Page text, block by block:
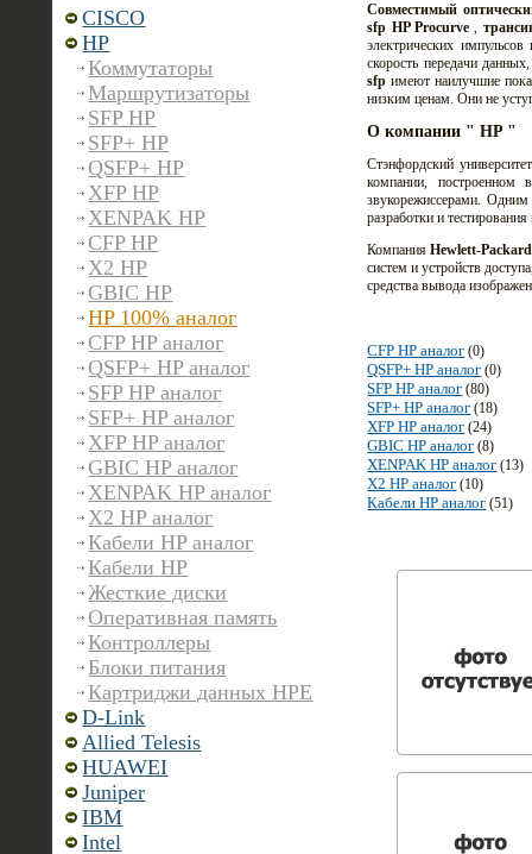
CISCO
HP
Коммутаторы
Маршрутизаторы
SFP HP
SFP+ HP
QSFP+ HP
XFP HP
XENPAK HP
CFP HP
X2 HP
GBIC HP
HP 100% аналог
CFP HP аналог
QSFP+ HP аналог
SFP HP аналог
SFP+ HP аналог
XFP HP аналог
GBIC HP аналог
XENPAK HP аналог
X2 HP аналог
Кабели HP аналог
Кабели HP
Жесткие диски
Оперативная память
Контроллеры
Блоки питания
Картриджи данных HPE
D-Link
Allied Telesis
HUAWEI
Juniper
IBM
Intel
Совместимый
sfp HP Procurve,
электрических
скорость передачи
sfp имеют наилучшие
низким ценам. Они не
О компании " HP "
Стэнфордский
компании, построенном
звукорежиссерами.
разработки и
КомпанияHewlett-
систем и устройств
средства вывода
CFP HP аналог (0)
QSFP+ HP аналог (0)
SFP HP аналог (80)
SFP+ HP аналог (18)
XFP HP аналог (24)
GBIC HP аналог (8)
XENPAK HP аналог (13)
X2 HP аналог (10)
Кабели HP аналог (51)